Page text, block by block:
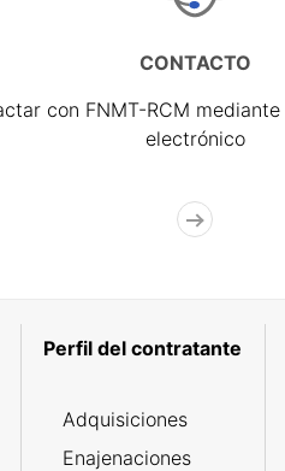
CONTACTO
con FNMT-RCM
electrónico
Perfil del contratante
Adquisiciones
Enajenaciones